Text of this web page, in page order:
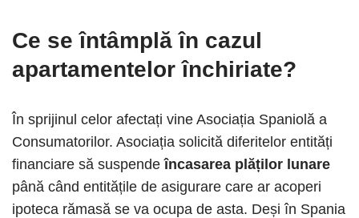
Ce se întâmplă în cazul
apartamentelor închiriate?
În sprijinul celor afectați vine Asociația Spaniolă a
Consumatorilor. Asociația solicită diferitelor entități
financiare să suspende încasarea plăților lunare
până când entitățile de asigurare care ar acoperi
ipoteca rămasă se va ocupa de asta. Deși în Spania